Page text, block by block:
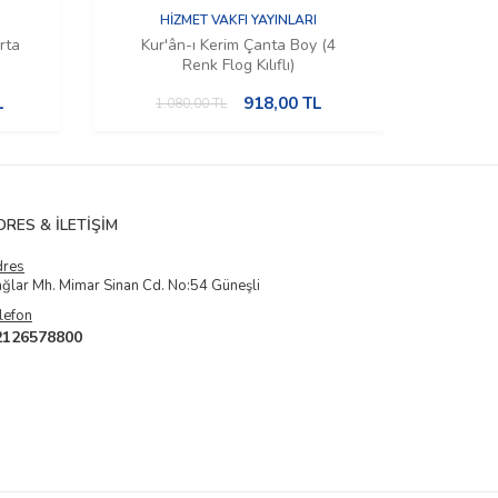
HİZMET VAKFI YAYINLARI
Kur'ân-ı Kerim Çanta Boy (4
Renk Flog Kılıflı)
1.080,00TL 918,00 TL
& İLETIŞIM
Mh. Mimar Sinan Cd. No:54 Güneşli